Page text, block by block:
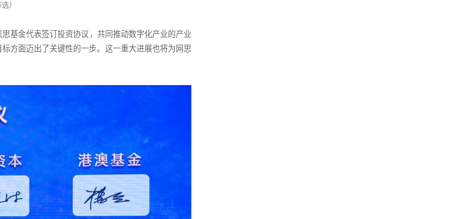
）
基金代表签订投资协议，共同推动数字化产业的产业
方面迈出了关键性的一步。这一重大进展也将为网思